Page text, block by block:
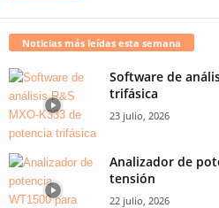
Noticias más leídas esta semana
Software de
trifásica
23 julio, 2026
Analizador de
tensión
22 julio, 2026